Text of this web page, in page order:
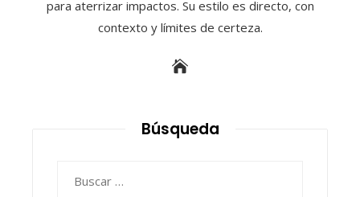
para aterrizar impactos. Su estilo es directo, con
contexto y límites de certeza.
Búsqueda